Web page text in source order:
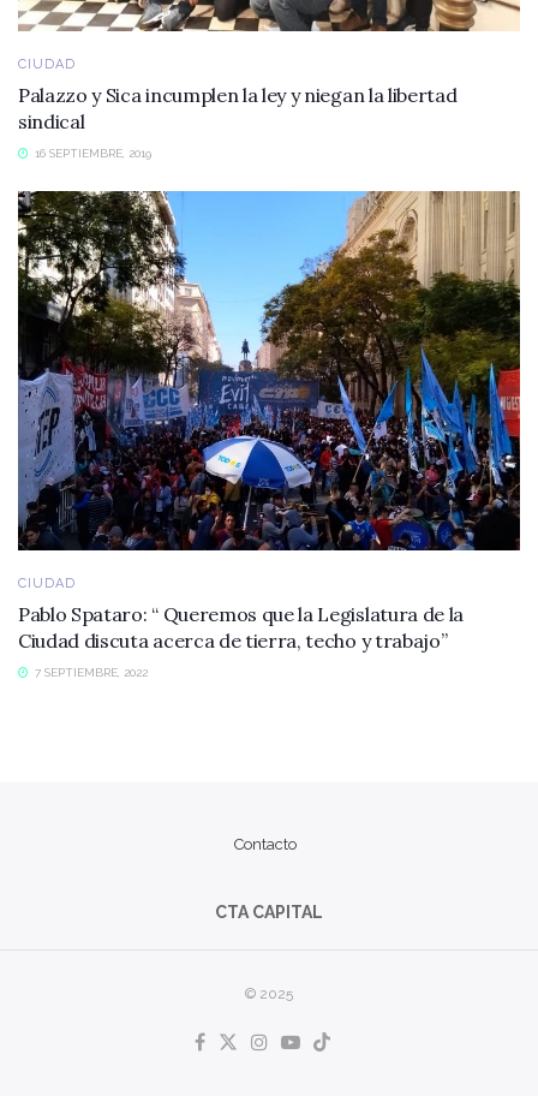
CIUDAD
Palazzo y Sica incumplen la ley y niegan la libertad
sindical
16 SEPTIEMBRE, 2019
CIUDAD
Pablo Spataro: “ Queremos que la Legislatura de la
Ciudad discuta acerca de tierra, techo y trabajo”
7 SEPTIEMBRE, 2022
Contacto
CTA CAPITAL
© 2025